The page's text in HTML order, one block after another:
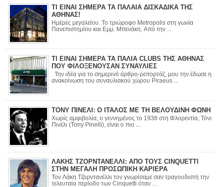
ΤΙ ΕΙΝΑΙ ΣΗΜΕΡΑ ΤΑ ΠΑΛΑΙΑ ΔΙΣΚΑΔΙΚΑ ΤΗΣ
ΑΘΗΝΑΣ!
Ημέρες μεγαλείου. Το τριώροφο Metropolis στη γωνία
Πανεπιστημίου και Εμμ. Μπενάκη. Από την ...
ΤΙ ΕΙΝΑΙ ΣΗΜΕΡΑ ΤΑ ΠΑΛΙΑ CLUBS ΤΗΣ ΑΘΗΝΑΣ
ΠΟΥ ΦΙΛΟΞΕΝΟΥΣΑΝ ΣΥΝΑΥΛΙΕΣ
Την ιδέα για το σημερινό άρθρο-ρεπορτάζ, μου την έδωσε η
ανακοίνωση του συναυλιακού χώρου Piraeus ...
ΤΟΝΥ ΠΙΝΕΛΙ: Ο ΙΤΑΛΟΣ ΜΕ ΤΗ ΒΕΛΟΥΔΙΝΗ ΦΩΝΗ
Χωρίς αμφιβολία, ο γεννημένος το 1938 στη Φλορεντία, Τόνι
Πινέλι (Tony Pinelli), είναι ο πιο ...
ΛΑΚΗΣ ΤΖΟΡΝΤΑΝΕΛΛΙ: ΑΠΟ ΤΟΥΣ CINQUETTI
ΣΤΗΝ ΜΕΓΑΛΗ ΠΡΟΣΩΠΙΚΗ ΚΑΡΙΕΡΑ
Τον Λάκη Τζορντανέλλι τον γνωρίσαμε σαν τραγουδιστή την
τελευταία περίοδο των Cinquetti όταν ...